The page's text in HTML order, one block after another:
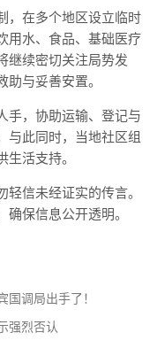
，在多个地区设立临时
用水、食品、基础医疗
继续密切关注局势发
与妥善安置。
手，协助运输、登记与
与此同时，当地社区组
活支持。
信未经证实的传言。
保信息公开透明。
国调局出手了！
强烈否认